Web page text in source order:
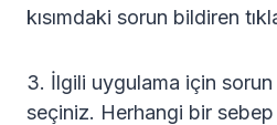
kısımdaki sorun bildiren
3. İlgili uygulama için
seçiniz. Herhangi bir